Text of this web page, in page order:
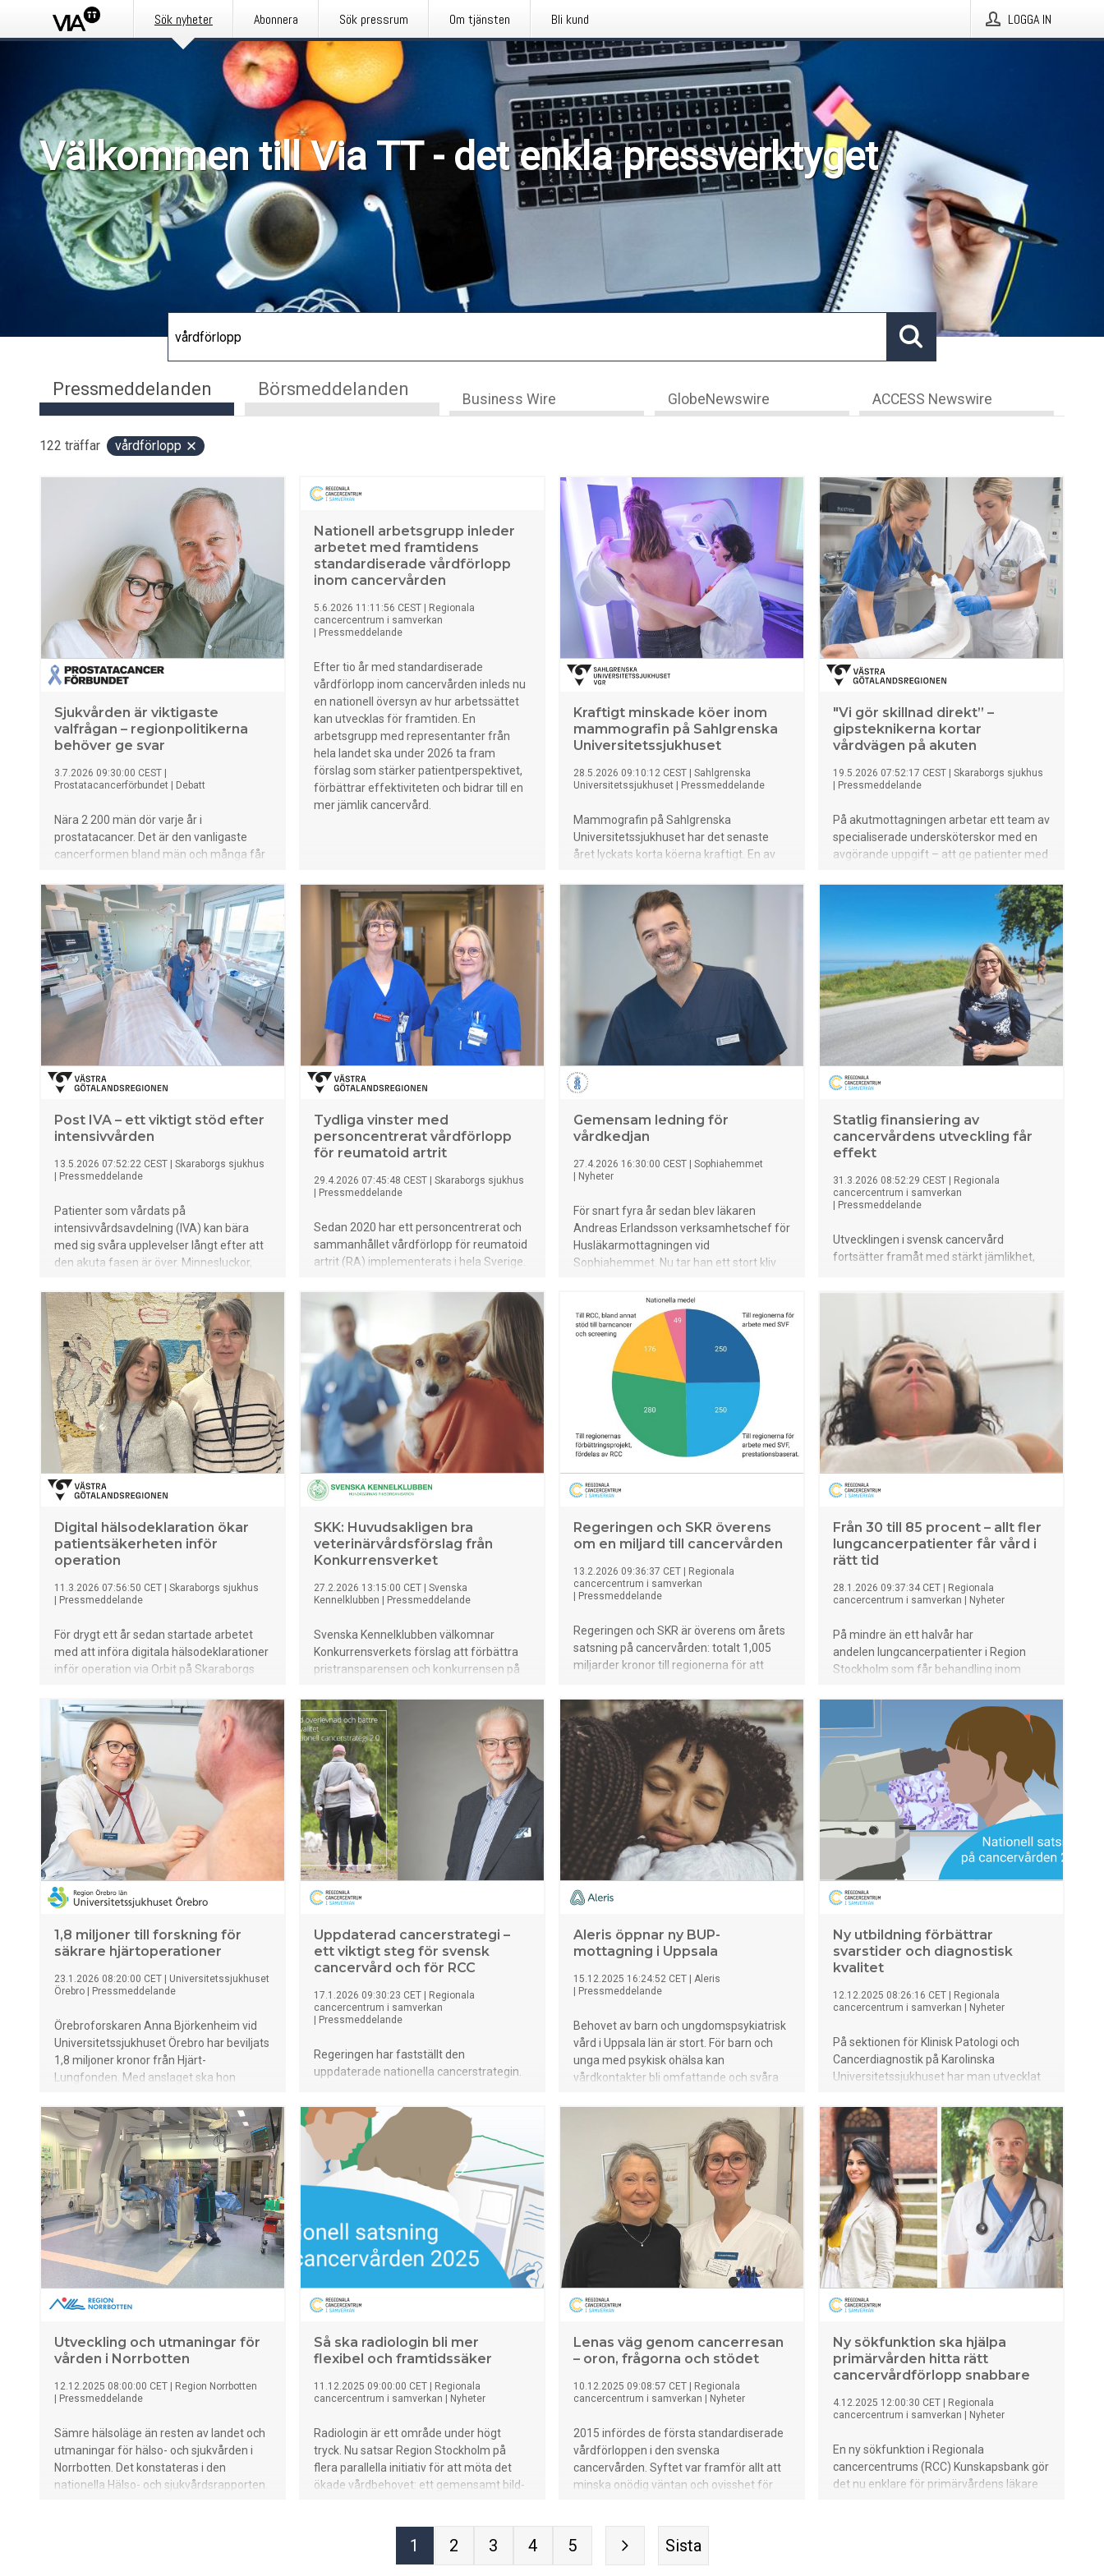
Sök nyheter Abonnera Sök pressrum Om tjänsten Bli kund LOGGA IN
Välkommen till Via TT - det enkla pressverktyget
Pressmeddelanden Börsmeddelanden Business Wire GlobeNewswire ACCESS Newswire
122 träffar vårdförlopp
Sjukvården är viktigaste
valfrågan – regionpolitikerna
behöver ge svar
3.7.2026 09:30:00 CEST
Prostatacancerförbundet
Debatt
Nära 2 200 män dör varje år i
prostatacancer. Det är den vanligaste
cancerformen bland män och många får
Nationell arbetsgrupp inleder
arbetet med framtidens
standardiserade vårdförlopp
inom cancervården
5.6.2026 11:11:56 CEST
Regionala
cancercentrum i samverkan
Pressmeddelande
Efter tio år med standardiserade
vårdförlopp inom cancervården inleds nu
en nationell översyn av hur arbetssättet
kan utvecklas för framtiden. En
arbetsgrupp med representanter från
hela landet ska under 2026 ta fram
förslag som stärker patientperspektivet,
förbättrar effektiviteten och bidrar till en
mer jämlik cancervård.
Kraftigt minskade köer inom
mammografin på Sahlgrenska
Universitetssjukhuset
28.5.2026 09:10:12 CEST
Sahlgrenska
Universitetssjukhuset
Pressmeddelande
Mammografin på Sahlgrenska
Universitetssjukhuset har det senaste
året lyckats korta köerna kraftigt. En av
bröstradiologer. Nu kan verksamheten i
snitt erbjuda alla patienter med en så
kallad SVF-remiss en tid för undersökning
inom två veckor.
"Vi gör skillnad direkt” –
gipsteknikerna kortar
vårdvägen på akuten
19.5.2026 07:52:17 CEST
Skaraborgs sjukhus
Pressmeddelande
På akutmottagningen arbetar ett team av
specialiserade undersköterskor med en
avgörande uppgift – att ge patienter med
behandling direkt. Som gipstekniker
kombinerar de medicinsk kunskap med
praktiska färdigheter och ett tydligt
patientfokus.
Post IVA – ett viktigt stöd efter
intensivvården
13.5.2026 07:52:22 CEST
Skaraborgs sjukhus
Pressmeddelande
Patienter som vårdats på
intensivvårdsavdelning (IVA) kan bära
med sig svåra upplevelser långt efter att
den akuta fasen är över. Minnesluckor,
ohälsa är vanligt. För att fånga upp och
bearbeta dessa erfarenheter finns post
IVA – en uppföljningsmottagning som
även arrangerar kafékvällar för tidigare
intensivvårdspatienter och anhöriga.
Tydliga vinster med
personcentrerat vårdförlopp
för reumatoid artrit
29.4.2026 07:45:48 CEST
Skaraborgs sjukhus
Pressmeddelande
Sedan 2020 har ett personcentrerat och
sammanhållet vårdförlopp för reumatoid
artrit (RA) implementerats i hela Sverige.
förbättringar för både patienter och
vårdpersonal – med tidigare insatser,
lägre sjukdomsaktivitet och bättre
förutsättningar för ett fortsatt aktivt liv.
Gemensam ledning för
vårdkedjan
27.4.2026 16:30:00 CEST
Sophiahemmet
Nyheter
För snart fyra år sedan blev läkaren
Andreas Erlandsson verksamhetschef för
Husläkarmottagningen vid
Sophiahemmet. Nu tar han ett stort kliv
verksamhetschef för Vårdenheten. En
utmaning han ser fram emot.
Statlig finansiering av
cancervårdens utveckling får
effekt
31.3.2026 08:52:29 CEST
Regionala
cancercentrum i samverkan
Pressmeddelande
Utvecklingen i svensk cancervård
fortsätter framåt med stärkt jämlikhet,
förbättrade möjligheter till tidig upptäckt
med de insatser som finansierades av
statliga medel i överenskommelse mellan
regeringen och Sveriges kommuner och
regioner (SKR).
Digital hälsodeklaration ökar
patientsäkerheten inför
operation
11.3.2026 07:56:50 CET
Skaraborgs sjukhus
Pressmeddelande
För drygt ett år sedan startade arbetet
med att införa digitala hälsodeklarationer
inför operation via Orbit på Skaraborgs
opererande verksamheter som deltagit i
införandet. Genom arbetssättet fångas
viktig patientinformation upp tidigare i
vårdprocessen. Det ger en tryggare vård
och bättre förutsättningar för både
personal och patienter.
SKK: Huvudsakligen bra
veterinärvårdsförslag från
Konkurrensverket
27.2.2026 13:15:00 CET
Svenska
Kennelklubben
Pressmeddelande
Svenska Kennelklubben välkomnar
Konkurrensverkets förslag att förbättra
pristransparensen och konkurrensen på
en benchmark är nödvändig för att kunna
göra jämförelser. En glädjande
överraskning är dock att
Konkurrensverket även tar steget att
föreslå ett utökat konsumentskydd.
Regeringen och SKR överens
om en miljard till cancervården
13.2.2026 09:36:37 CET
Regionala
cancercentrum i samverkan
Pressmeddelande
Regeringen och SKR är överens om årets
satsning på cancervården: totalt 1,005
miljarder kronor till regionerna för att
ambitionsnivån. Ett nytt fokusområde är
att stärka sammanhållna vårdkedjor
mellan primärvård och sjukhus.
Från 30 till 85 procent – allt fler
lungcancerpatienter får vård i
rätt tid
28.1.2026 09:37:34 CET
Regionala
cancercentrum i samverkan
Nyheter
På mindre än ett halvår har
andelen lungcancerpatienter i Region
Stockholm som får behandling inom
procent. Resultatet är ett målmedvetet
hela vårdkedjan granskats för att korta
tiden från välgrundad misstanke till
behandlingsstart.
1,8 miljoner till forskning för
säkrare hjärtoperationer
23.1.2026 08:20:00 CET
Universitetssjukhuset
Örebro
Pressmeddelande
Örebroforskaren Anna Björkenheim vid
Universitetssjukhuset Örebro har beviljats
1,8 miljoner kronor från Hjärt-
Lungfonden. Med anslaget ska hon
kan minska risken för allvarliga
komplikationer efter bypassoperation, en
av Sveriges vanligaste hjärtoperationer.
Uppdaterad cancerstrategi –
ett viktigt steg för svensk
cancervård och för RCC
17.1.2026 09:30:23 CET
Regionala
cancercentrum i samverkan
Pressmeddelande
Regeringen har fastställt den
uppdaterade nationella cancerstrategin.
utveckla den svenska cancervården
fortsätter på den inslagna vägen och
genom de strukturer som redan finns. Det
ger stabilitet och möjlighet att bygga
vidare på det som fungerar bäst
samtidigt som det ger en tydlig,
gemensam riktning mot utpekade
utmaningar.
Aleris öppnar ny BUP-
mottagning i Uppsala
15.12.2025 16:24:52 CET
Aleris
Pressmeddelande
Behovet av barn och ungdomspsykiatrisk
vård i Uppsala län är stort. För barn och
unga med psykisk ohälsa kan
vårdkontakter bli omfattande och svåra
bakgrund etablerar Aleris nu en barn och
ungdomspsykiatrisk mottagning i Uppsala
med både fysisk och digital verksamhet,
utformad med barnens och
ungdomarnas behov i centrum.
Ny utbildning förbättrar
svarstider och diagnostisk
kvalitet
12.12.2025 08:26:16 CET
Regionala
cancercentrum i samverkan
Nyheter
På sektionen för Klinisk Patologi och
Cancerdiagnostik på Karolinska
Universitetssjukhuset har man utvecklat
första kursomgång har elva medarbetare
fullföljt utbildningen. Satsningen, som
fått projektstöd från regeringens
nationella satsning på cancervården, har
redan visat tydliga resultat.
Utveckling och utmaningar för
vården i Norrbotten
12.12.2025 08:00:00 CET
Region Norrbotten
Pressmeddelande
Sämre hälsoläge än resten av landet och
utmaningar för hälso- och sjukvården i
Norrbotten. Det konstateras i den
nationella Hälso- och sjukvårdsrapporten.
Så ska radiologin bli mer
flexibel och framtidssäker
11.12.2025 09:00:00 CET
Regionala
cancercentrum i samverkan
Nyheter
Radiologin är ett område under högt
tryck. Nu satsar Region Stockholm på
flera parallella initiativ för att möta det
ökade vårdbehovet: ett gemensamt bild-
och uppgiftsväxling som frigör tid för
sjuksköterskor. Tillsammans ska dessa
Lenas väg genom cancerresan
– oron, frågorna och stödet
10.12.2025 09:08:57 CET
Regionala
cancercentrum i samverkan
Nyheter
2015 infördes de första standardiserade
vårdförloppen i den svenska
cancervården. Syftet var framför allt att
minska onödig väntan och ovisshet för
standardiserade vårdförloppen mäts,
utvecklas och följs upp med målet att
Ny sökfunktion ska hjälpa
primärvården hitta rätt
cancervårdförlopp snabbare
4.12.2025 12:00:30 CET
Regionala
cancercentrum i samverkan
Nyheter
En ny sökfunktion i Regionala
cancercentrums (RCC) Kunskapsbank gör
det nu enklare för primärvårdens läkare
1 2 3 4 5 Sista